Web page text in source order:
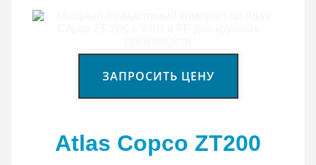
ЗАПРОСИТЬ ЦЕНУ
Atlas Copco ZT200